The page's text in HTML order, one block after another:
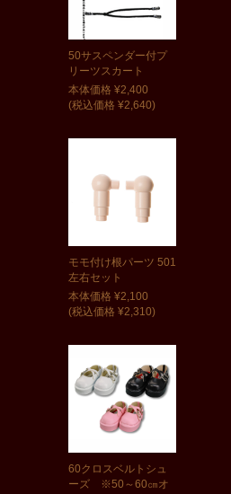
50サスペンダー付プ
リーツスカート
本体価格 ¥2,400
(税込価格 ¥2,640)
モモ付け根パーツ 501
左右セット
本体価格 ¥2,100
(税込価格 ¥2,310)
60クロスベルトシュ
ーズ ※50～60㎝オ